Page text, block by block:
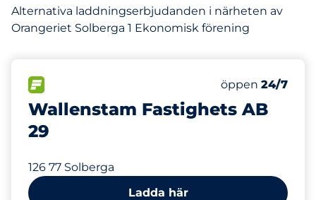
Alternativa laddningserbjudanden i närheten av
Orangeriet Solberga 1 Ekonomisk förening
Wallenstam Fastighets AB
29
126 77 Solberga
Antal
Electric Car
öppen 24/7
75 m
Ladda här